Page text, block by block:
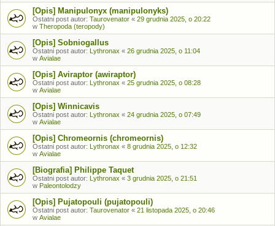
[Opis] Manipulonyx (manipulonyks)
Ostatni post autor: Taurovenator « 29 grudnia 2025, o 20:22
w Theropoda (teropody)
[Opis] Sobniogallus
Ostatni post autor: Lythronax « 26 grudnia 2025, o 11:04
w Avialae
[Opis] Aviraptor (awiraptor)
Ostatni post autor: Lythronax « 25 grudnia 2025, o 08:28
w Avialae
[Opis] Winnicavis
Ostatni post autor: Lythronax « 24 grudnia 2025, o 07:49
w Avialae
[Opis] Chromeornis (chromeornis)
Ostatni post autor: Lythronax « 8 grudnia 2025, o 12:32
w Avialae
[Biografia] Philippe Taquet
Ostatni post autor: Lythronax « 3 grudnia 2025, o 21:51
w Paleontolodzy
[Opis] Pujatopouli (pujatopouli)
Ostatni post autor: Taurovenator « 21 listopada 2025, o 20:46
w Avialae